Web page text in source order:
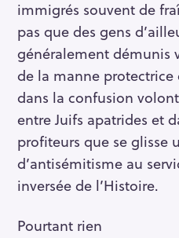
immigrés souvent de
pas que des gens
généralement démunis
de la manne protectrice
dans la confusion
entre Juifs apatrides et
profiteurs que se glisse
d’antisémitisme au
inversée de l’Histoire.
Pourtant rien